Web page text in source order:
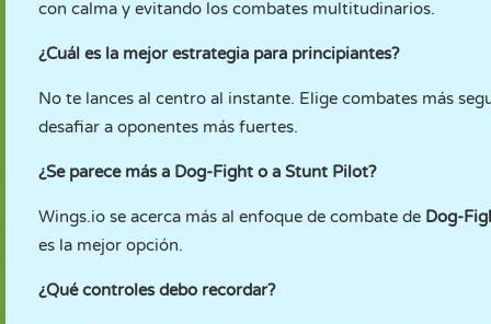
con calma y evitando los combates multitudinarios.
¿Cuál es la mejor estrategia para principiantes?
No te lances al centro al instante. Elige combates más
desafiar a oponentes más fuertes.
¿Se parece más a Dog-Fight o a Stunt Pilot?
Wings.io se acerca más al enfoque de combate de Dog-
es la mejor opción.
¿Qué controles debo recordar?